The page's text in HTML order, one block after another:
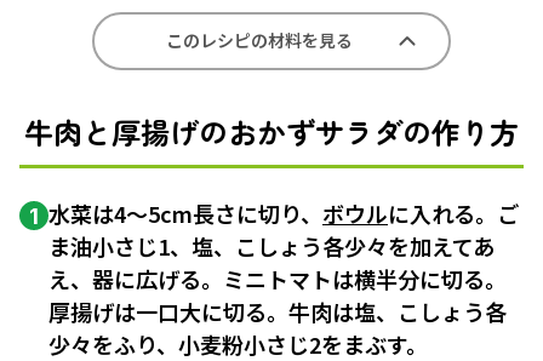
このレシピの材料を見る
牛肉と厚揚げのおかずサラダの作り方
1 水菜は4～5cm長さに切り、 ボウルに入れる。ご
ま油小さじ1、塩、こしょう各少々を加えてあ
え、器に広げる。ミニトマトは横半分に切る。
厚揚げは一口大に切る。牛肉は塩、こしょう各
少々をふり、小麦粉小さじ2をまぶす。